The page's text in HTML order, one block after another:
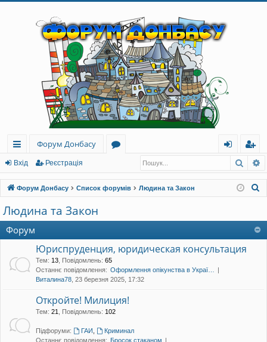
ви
дк
и
й
до
ст
уп
Форум Донбасу
ру
м
д
еє
ст
ра
Вхід Реєстрація
Форум Донбасу Список форумів Людина та Закон
к
Людина та Закон
Форум
Юриспруденция, юридическая консультация
Тем: 13 Повідомлень: 65
Останнє повідомлення: Оформлення опікунства в Украї…
Виталина78 , 23 березня 2025, 17:32
Откройте! Милиция!
Тем: 21 Повідомлень: 102
Підфоруми: ГАИ
Криминал
Останнє повідомлення: Бросок стаканом